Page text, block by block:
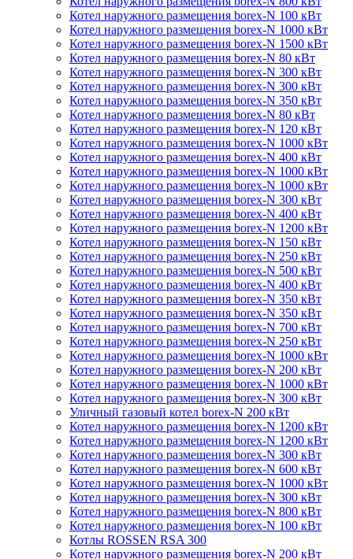
Котел наружного размещения borex-N 100 кВт
Котел наружного размещения borex-N 1000 кВт
Котел наружного размещения borex-N 1500 кВт
Котел наружного размещения borex-N 80 кВт
Котел наружного размещения borex-N 300 кВт
Котел наружного размещения borex-N 300 кВт
Котел наружного размещения borex-N 350 кВт
Котел наружного размещения borex-N 80 кВт
Котел наружного размещения borex-N 120 кВт
Котел наружного размещения borex-N 1000 кВт
Котел наружного размещения borex-N 400 кВт
Котел наружного размещения borex-N 1000 кВт
Котел наружного размещения borex-N 1000 кВт
Котел наружного размещения borex-N 300 кВт
Котел наружного размещения borex-N 400 кВт
Котел наружного размещения borex-N 1200 кВт
Котел наружного размещения borex-N 150 кВт
Котел наружного размещения borex-N 250 кВт
Котел наружного размещения borex-N 500 кВт
Котел наружного размещения borex-N 400 кВт
Котел наружного размещения borex-N 350 кВт
Котел наружного размещения borex-N 350 кВт
Котел наружного размещения borex-N 700 кВт
Котел наружного размещения borex-N 250 кВт
Котел наружного размещения borex-N 1000 кВт
Котел наружного размещения borex-N 200 кВт
Котел наружного размещения borex-N 1000 кВт
Котел наружного размещения borex-N 300 кВт
Уличный газовый котел borex-N 200 кВт
Котел наружного размещения borex-N 1200 кВт
Котел наружного размещения borex-N 1200 кВт
Котел наружного размещения borex-N 300 кВт
Котел наружного размещения borex-N 600 кВт
Котел наружного размещения borex-N 1000 кВт
Котел наружного размещения borex-N 300 кВт
Котел наружного размещения borex-N 800 кВт
Котел наружного размещения borex-N 100 кВт
Котлы ROSSEN RSA 300
Котел наружного размещения borex-N 200 кВт